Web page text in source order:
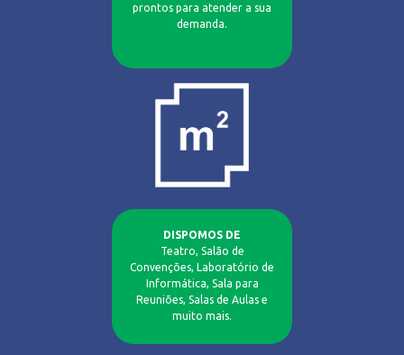
prontos para atender a sua
demanda.
DISPOMOS DE
Teatro, Salão de
Convenções, Laboratório de
Informática, Sala para
Reuniões, Salas de Aulas e
muito mais.